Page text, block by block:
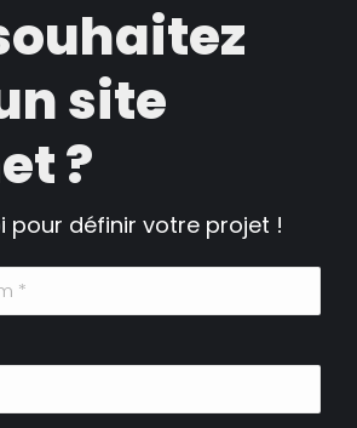
site
?
définir votre projet !